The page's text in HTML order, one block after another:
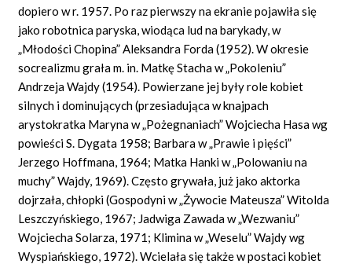
dopiero w r. 1957. Po raz pierwszy na ekranie pojawiła się
jako robotnica paryska, wiodąca lud na barykady, w
„Młodości Chopina” Aleksandra Forda (1952). W okresie
socrealizmu grała m. in. Matkę Stacha w „Pokoleniu”
Andrzeja Wajdy (1954). Powierzane jej były role kobiet
silnych i dominujących (przesiadująca w knajpach
arystokratka Maryna w „Pożegnaniach” Wojciecha Hasa wg
powieści S. Dygata 1958; Barbara w „Prawie i pięści”
Jerzego Hoffmana, 1964; Matka Hanki w „Polowaniu na
muchy” Wajdy, 1969). Często grywała, już jako aktorka
dojrzała, chłopki (Gospodyni w „Żywocie Mateusza” Witolda
Leszczyńskiego, 1967; Jadwiga Zawada w „Wezwaniu”
Wojciecha Solarza, 1971; Klimina w „Weselu” Wajdy wg
Wyspiańskiego, 1972). Wcielała się także w postaci kobiet